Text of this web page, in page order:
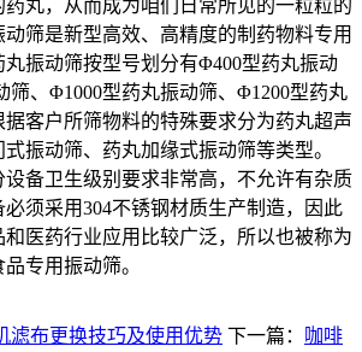
丸，从而成为咱们日常所见的一粒粒的
筛是新型高效、高精度的制药物料专用
振动筛按型号划分有Φ400型药丸振动
筛、Φ1000型药丸振动筛、Φ1200型药丸
客户所筛物料的特殊要求分为药丸超声
振动筛、药丸加缘式振动筛等类型。
备卫生级别要求非常高，不允许有杂质
须采用304不锈钢材质生产制造，因此
医药行业应用比较广泛，所以也被称为
专用振动筛。
滤布更换技巧及使用优势 下一篇：
咖啡